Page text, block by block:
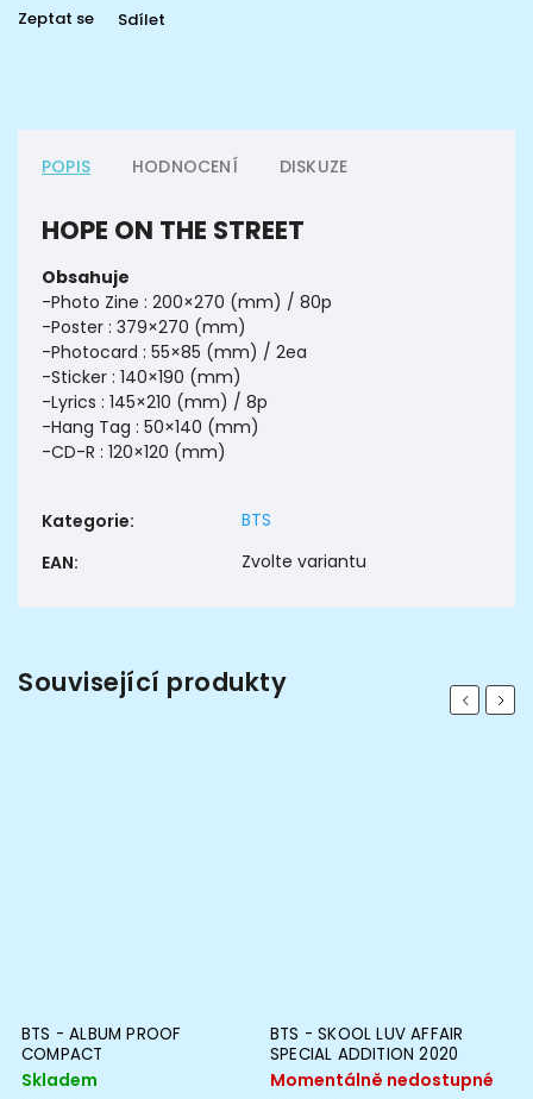
Zeptat se Sdílet
POPIS HODNOCENÍ DISKUZE
HOPE ON THE STREET
Obsahuje
-Photo Zine : 200×270 (mm) / 80p
-Poster : 379×270 (mm)
-Photocard : 55×85 (mm) / 2ea
-Sticker : 140×190 (mm)
-Lyrics : 145×210 (mm) / 8p
-Hang Tag : 50×140 (mm)
-CD-R : 120×120 (mm)
Kategorie:
BTS
EAN: Zvolte variantu
Související produkty Previous
BTS - ALBUM PROOF
COMPACT
Skladem
BTS - SKOOL LUV AFFAIR
SPECIAL ADDITION 2020
Momentálně nedostupné
Next